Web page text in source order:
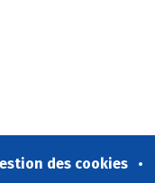
des cookies